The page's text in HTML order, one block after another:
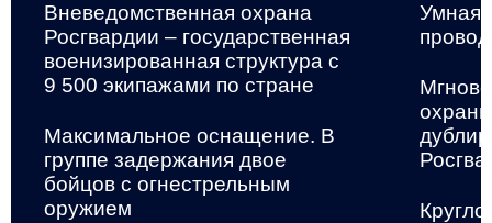
Вневедомственная охрана
Росгвардии – государственная
военизированная структура с
9 500 экипажами по стране
Максимальное оснащение. В
группе задержания двое
бойцов с огнестрельным
оружием
Умная